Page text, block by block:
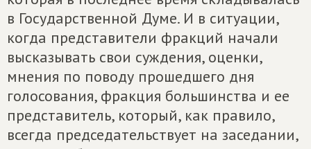
в Государственной Думе. И в ситуации,
когда представители фракций начали
высказывать свои суждения, оценки,
мнения по поводу прошедшего дня
голосования, фракция большинства и ее
представитель, который, как правило,
всегда председательствует на заседании,